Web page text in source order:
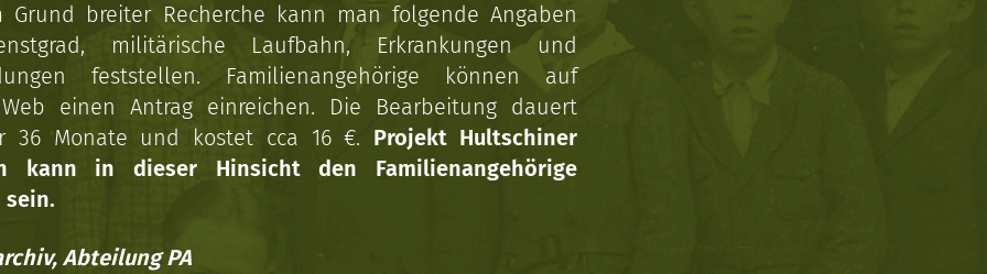
Grund breiter Recherche kann man folgende Angaben
militärische Laufbahn, Erkrankungen und
feststellen. Familienangehörige können auf
einen Antrag einreichen. Die Bearbeitung dauert
36 Monate und kostet cca 16 €. Projekt Hultschiner
kann in dieser Hinsicht den Familienangehörige
Abteilung PA